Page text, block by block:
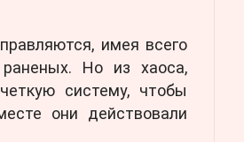
имея всего
Но из хаоса,
систему, чтобы
они действовали